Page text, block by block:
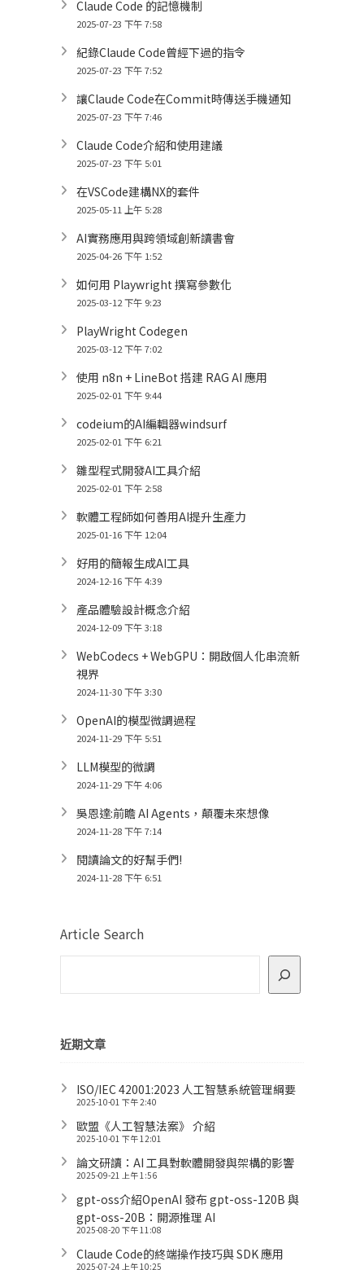
Claude Code 的記憶機制
2025-07-23 下午 7:58
紀錄Claude Code曾經下過的指令
2025-07-23 下午 7:52
讓Claude Code在Commit時傳送手機通知
2025-07-23 下午 7:46
Claude Code介紹和使用建議
2025-07-23 下午 5:01
在VSCode建構NX的套件
2025-05-11 上午 5:28
AI實務應用與跨領域創新讀書會
2025-04-26 下午 1:52
如何用 Playwright 撰寫參數化
2025-03-12 下午 9:23
PlayWright Codegen
2025-03-12 下午 7:02
使用 n8n + LineBot 搭建 RAG AI 應用
2025-02-01 下午 9:44
codeium的AI編輯器windsurf
2025-02-01 下午 6:21
雛型程式開發AI工具介紹
2025-02-01 下午 2:58
軟體工程師如何善用AI提升生產力
2025-01-16 下午 12:04
好用的簡報生成AI工具
2024-12-16 下午 4:39
產品體驗設計概念介紹
2024-12-09 下午 3:18
WebCodecs + WebGPU：開啟個人化串流新
視界
2024-11-30 下午 3:30
OpenAI的模型微調過程
2024-11-29 下午 5:51
LLM模型的微調
2024-11-29 下午 4:06
吳恩達:前瞻 AI Agents，顛覆未來想像
2024-11-28 下午 7:14
閱讀論文的好幫手們!
2024-11-28 下午 6:51
Article Search
近期文章
ISO/IEC 42001:2023 人工智慧系統管理綱要
2025-10-01 下午 2:40
歐盟《人工智慧法案》 介紹
2025-10-01 下午 12:01
論文研讀：AI 工具對軟體開發與架構的影響
2025-09-21 上午 1:56
gpt-oss介紹OpenAI 發布 gpt-oss-120B 與
gpt-oss-20B：開源推理 AI
2025-08-20 下午 11:08
Claude Code的終端操作技巧與 SDK 應用
2025-07-24 上午 10:25